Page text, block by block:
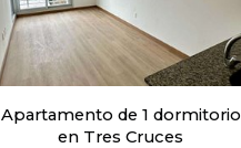
Apartamento de 1 dormitorio
en Tres Cruces